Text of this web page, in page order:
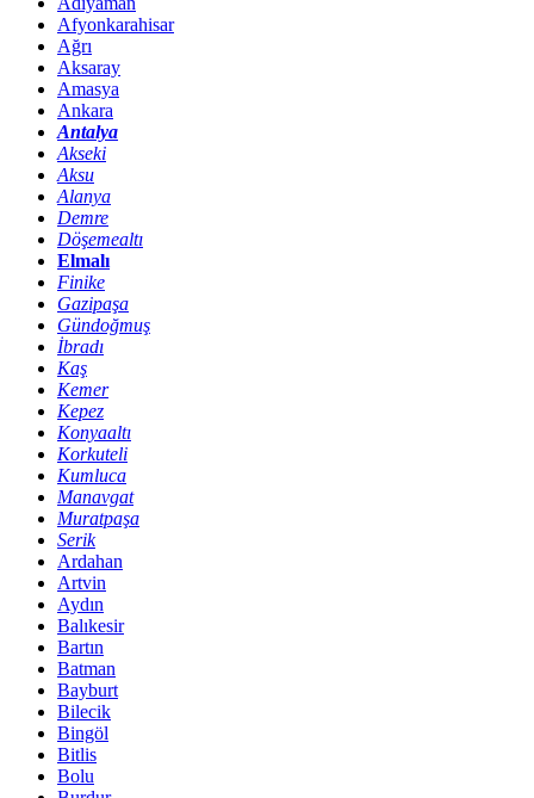
Afyonkarahisar
Ağrı
Aksaray
Amasya
Ankara
Antalya
Akseki
Aksu
Alanya
Demre
Döşemealtı
Elmalı
Finike
Gazipaşa
Gündoğmuş
İbradı
Kaş
Kemer
Kepez
Konyaaltı
Korkuteli
Kumluca
Manavgat
Muratpaşa
Serik
Ardahan
Artvin
Aydın
Balıkesir
Bartın
Batman
Bayburt
Bilecik
Bingöl
Bitlis
Bolu